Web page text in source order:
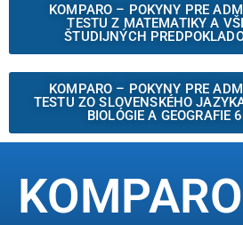
KOMPARO – POKYNY PRE
TESTU Z MATEMATIKY A
ŠTUDIJNÝCH
KOMPARO – POKYNY PRE
TESTU ZO SLOVENSKÉHO
BIOLÓGIE A GEOGRAFIE
KOMPARO